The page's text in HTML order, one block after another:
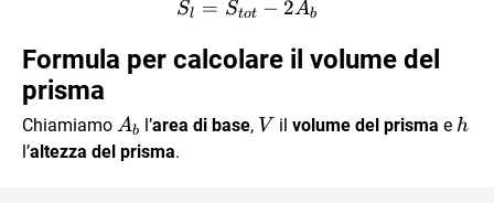
S_l = S_{tot}-2A_b
Sl = Stot − 2Ab
Formula per calcolare il volume del
prisma
Chiamiamo A_b
Ab l’area di base, V
V ilvolume del prisma e h
h
l’altezza del prisma.